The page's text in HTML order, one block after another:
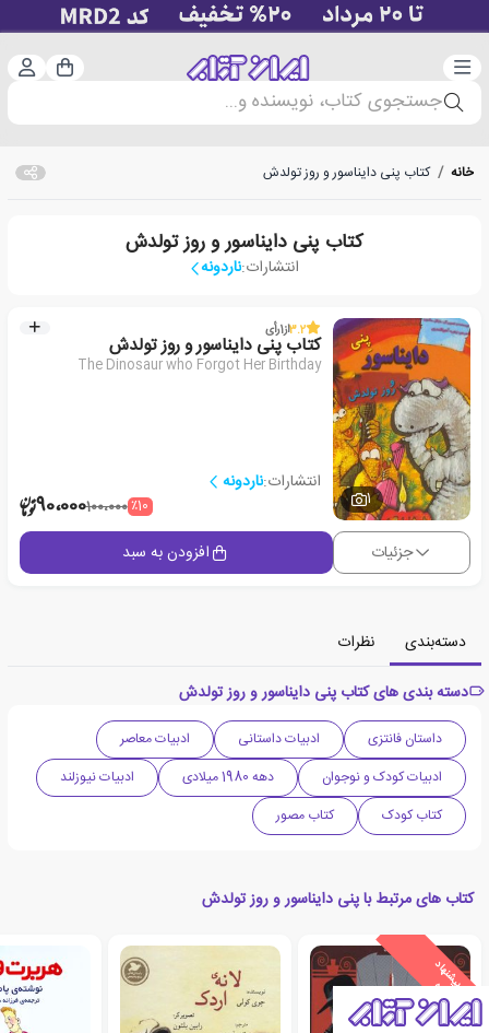
دسته‌بندی سبد
جستجوی کتاب، نویسنده و...
خانه / کتاب پنی دایناسور و روز تولدش
کتاب پنی دایناسور و روز تولدش
انتشارات:ناردونه
1
3.2از1رأی
کتاب پنی دایناسور و روز تولدش
The Dinosaur who Forgot Her Birthday
انتشارات:ناردونه
٪10100،00090،000
جزئیات افزودن به سبد
دسته‌بندی
نظرات
دسته بندی های کتاب پنی دایناسور و روز تولدش
داستان فانتزی ادبیات داستانی
ادبیات معاصر
ادبیات کودک و نوجوان
دهه 1980 میلادی
ادبیات نیوزلند
کتاب کودک
کتاب مصور
کتاب های مرتبط با پنی دایناسور و روز تولدش
پ
ی
ش
ن
ه
ا
د
و
ی
ژ
ه